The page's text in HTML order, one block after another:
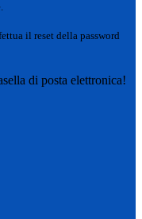
il reset della password
di posta elettronica!